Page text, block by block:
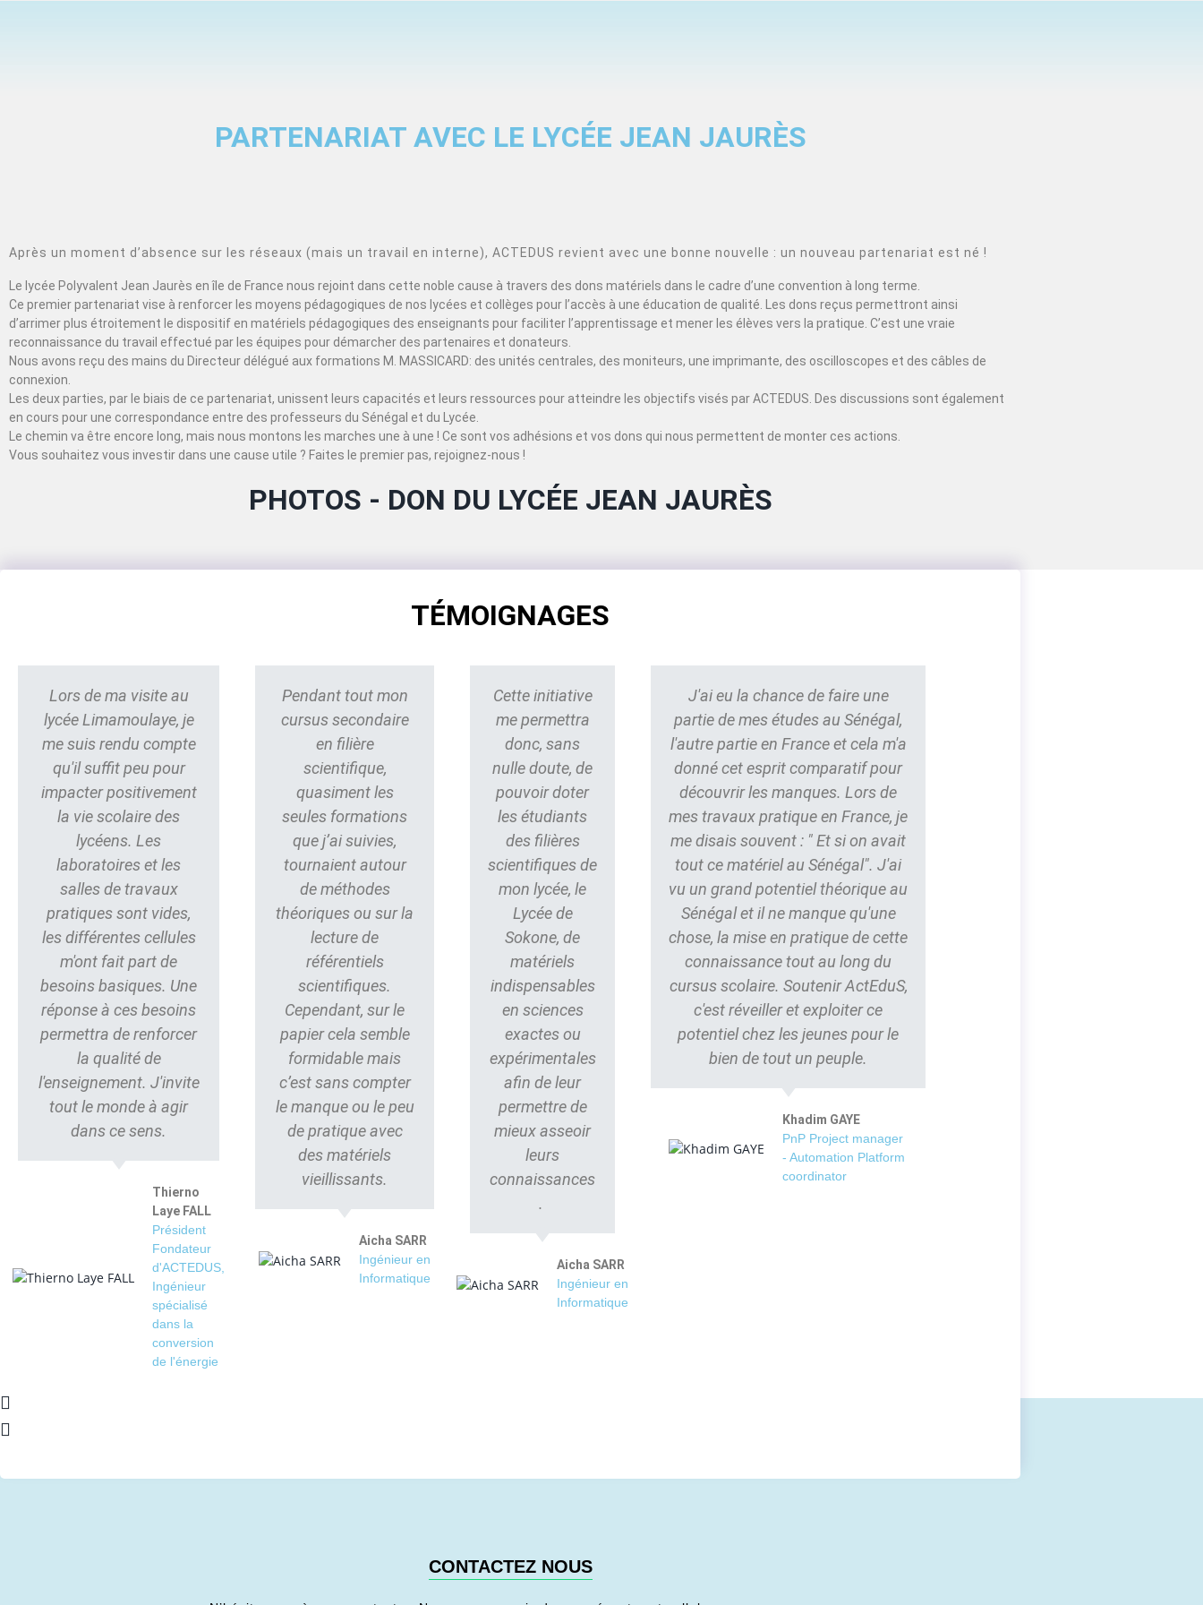
PARTENARIAT AVEC LE LYCÉE JEAN JAURÈS
Après un moment d’absence sur les réseaux (mais un travail en interne), ACTEDUS revient avec une bonne nouvelle : un nouveau partenariat est né !
Le lycée Polyvalent Jean Jaurès en île de France nous rejoint dans cette noble cause à travers des dons matériels dans le cadre d’une convention à long terme.
Ce premier partenariat vise à renforcer les moyens pédagogiques de nos lycées et collèges pour l’accès à une éducation de qualité. Les dons reçus permettront ainsi
d’arrimer plus étroitement le dispositif en matériels pédagogiques des enseignants pour faciliter l’apprentissage et mener les élèves vers la pratique. C’est une vraie
reconnaissance du travail effectué par les équipes pour démarcher des partenaires et donateurs.
Nous avons reçu des mains du Directeur délégué aux formations M. MASSICARD: des unités centrales, des moniteurs, une imprimante, des oscilloscopes et des câbles de
connexion.
Les deux parties, par le biais de ce partenariat, unissent leurs capacités et leurs ressources pour atteindre les objectifs visés par ACTEDUS. Des discussions sont également
en cours pour une correspondance entre des professeurs du Sénégal et du Lycée.
Le chemin va être encore long, mais nous montons les marches une à une ! Ce sont vos adhésions et vos dons qui nous permettent de monter ces actions.
Vous souhaitez vous investir dans une cause utile ? Faites le premier pas, rejoignez-nous !
PHOTOS - DON DU LYCÉE JEAN JAURÈS
TÉMOIGNAGES
Lors de ma visite au
lycée Limamoulaye, je
me suis rendu compte
qu'il suffit peu pour
impacter positivement
la vie scolaire des
lycéens. Les
laboratoires et les
salles de travaux
pratiques sont vides,
les différentes cellules
m'ont fait part de
besoins basiques. Une
réponse à ces besoins
permettra de renforcer
la qualité de
l'enseignement. J'invite
tout le monde à agir
dans ce sens.
Thierno
Laye FALL
Président
Fondateur
d'ACTEDUS,
Ingénieur
spécialisé
dans la
conversion
de l'énergie
Pendant tout mon
cursus secondaire
en filière
scientifique,
quasiment les
seules formations
que j’ai suivies,
tournaient autour
de méthodes
théoriques ou sur la
lecture de
référentiels
scientifiques.
Cependant, sur le
papier cela semble
formidable mais
c’est sans compter
le manque ou le peu
de pratique avec
des matériels
vieillissants.
Aicha SARR
Ingénieur en
Informatique
Cette initiative
me permettra
donc, sans
nulle doute, de
pouvoir doter
les étudiants
des filières
scientifiques de
mon lycée, le
Lycée de
Sokone, de
matériels
indispensables
en sciences
exactes ou
expérimentales
afin de leur
permettre de
mieux asseoir
leurs
connaissances
.
Aicha SARR
Ingénieur en
Informatique
J'ai eu la chance de faire une
partie de mes études au Sénégal,
l'autre partie en France et cela m'a
donné cet esprit comparatif pour
découvrir les manques. Lors de
mes travaux pratique en France, je
me disais souvent : " Et si on avait
tout ce matériel au Sénégal". J'ai
vu un grand potentiel théorique au
Sénégal et il ne manque qu'une
chose, la mise en pratique de cette
connaissance tout au long du
cursus scolaire. Soutenir ActEduS,
c'est réveiller et exploiter ce
potentiel chez les jeunes pour le
bien de tout un peuple.
Khadim GAYE
PnP Project manager
- Automation Platform
coordinator
CONTACTEZ NOUS